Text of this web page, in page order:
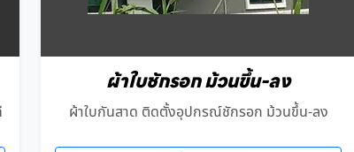
ผ้าใบชักรอก ม้วนขึ้น-ลง
ผ้าใบกันสาด ติดตั้งอุปกรณ์ชักรอก ม้วนขึ้น-ลง